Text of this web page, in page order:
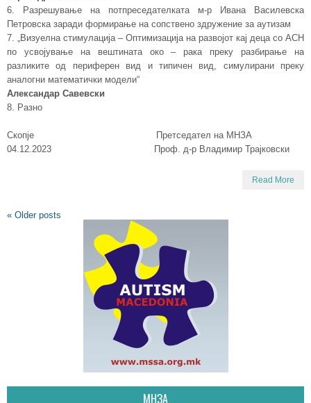
6. Разрешување на потпреседателката м-р Ивана Василевска
Петровска заради формирање на сопствено здружение за аутизам
7. „Визуелна стимулација – Оптимизација на развојот кај деца со АСН
по усвојување на вештината око – рака преку разбирање на
разликите од периферен вид и типичен вид, симулирани преку
аналогни математички модели“
Александар Савевски
8. Разно
Скопје Претседател на МНЗА
04.12.2023 Проф. д-р Владимир Трајковски
Read More
« Older posts
МНЗА